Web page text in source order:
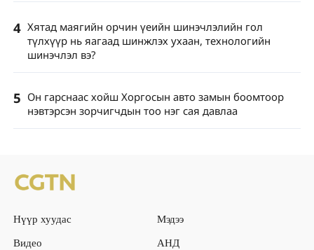
4 Хятад маягийн орчин үеийн шинэчлэлийн гол
түлхүүр нь яагаад шинжлэх ухаан, технологийн
шинэчлэл вэ?
5 Он гарснаас хойш Хоргосын авто замын боомтоор
нэвтэрсэн зорчигчдын тоо нэг сая давлаа
Нүүр хуудас
Мэдээ
Видео
АНД